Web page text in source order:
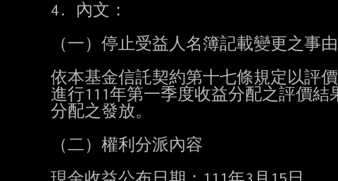
4. 內文：
（一）停止受益人名簿記載變更之事由
依本基金信託契約第十七條規定以評
進行111年第一季度收益分配之評價
分配之發放。
（二）權利分派內容